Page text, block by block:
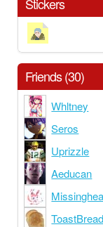
Friends (30)
Whltney
Seros
Uprizzle
Aeducan
ToastBread